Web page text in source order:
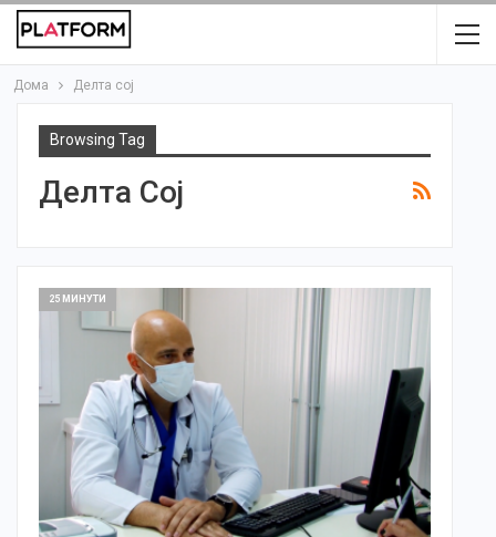
Дома Делта сој
Browsing Tag
Делта Сој
25 МИНУТИ